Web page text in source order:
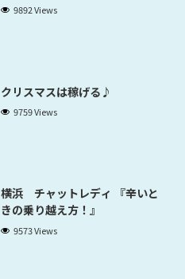
9892 Views
クリスマスは稼げる♪
9759 Views
横浜 チャットレディ 『辛いと
きの乗り越え方！』
9573 Views